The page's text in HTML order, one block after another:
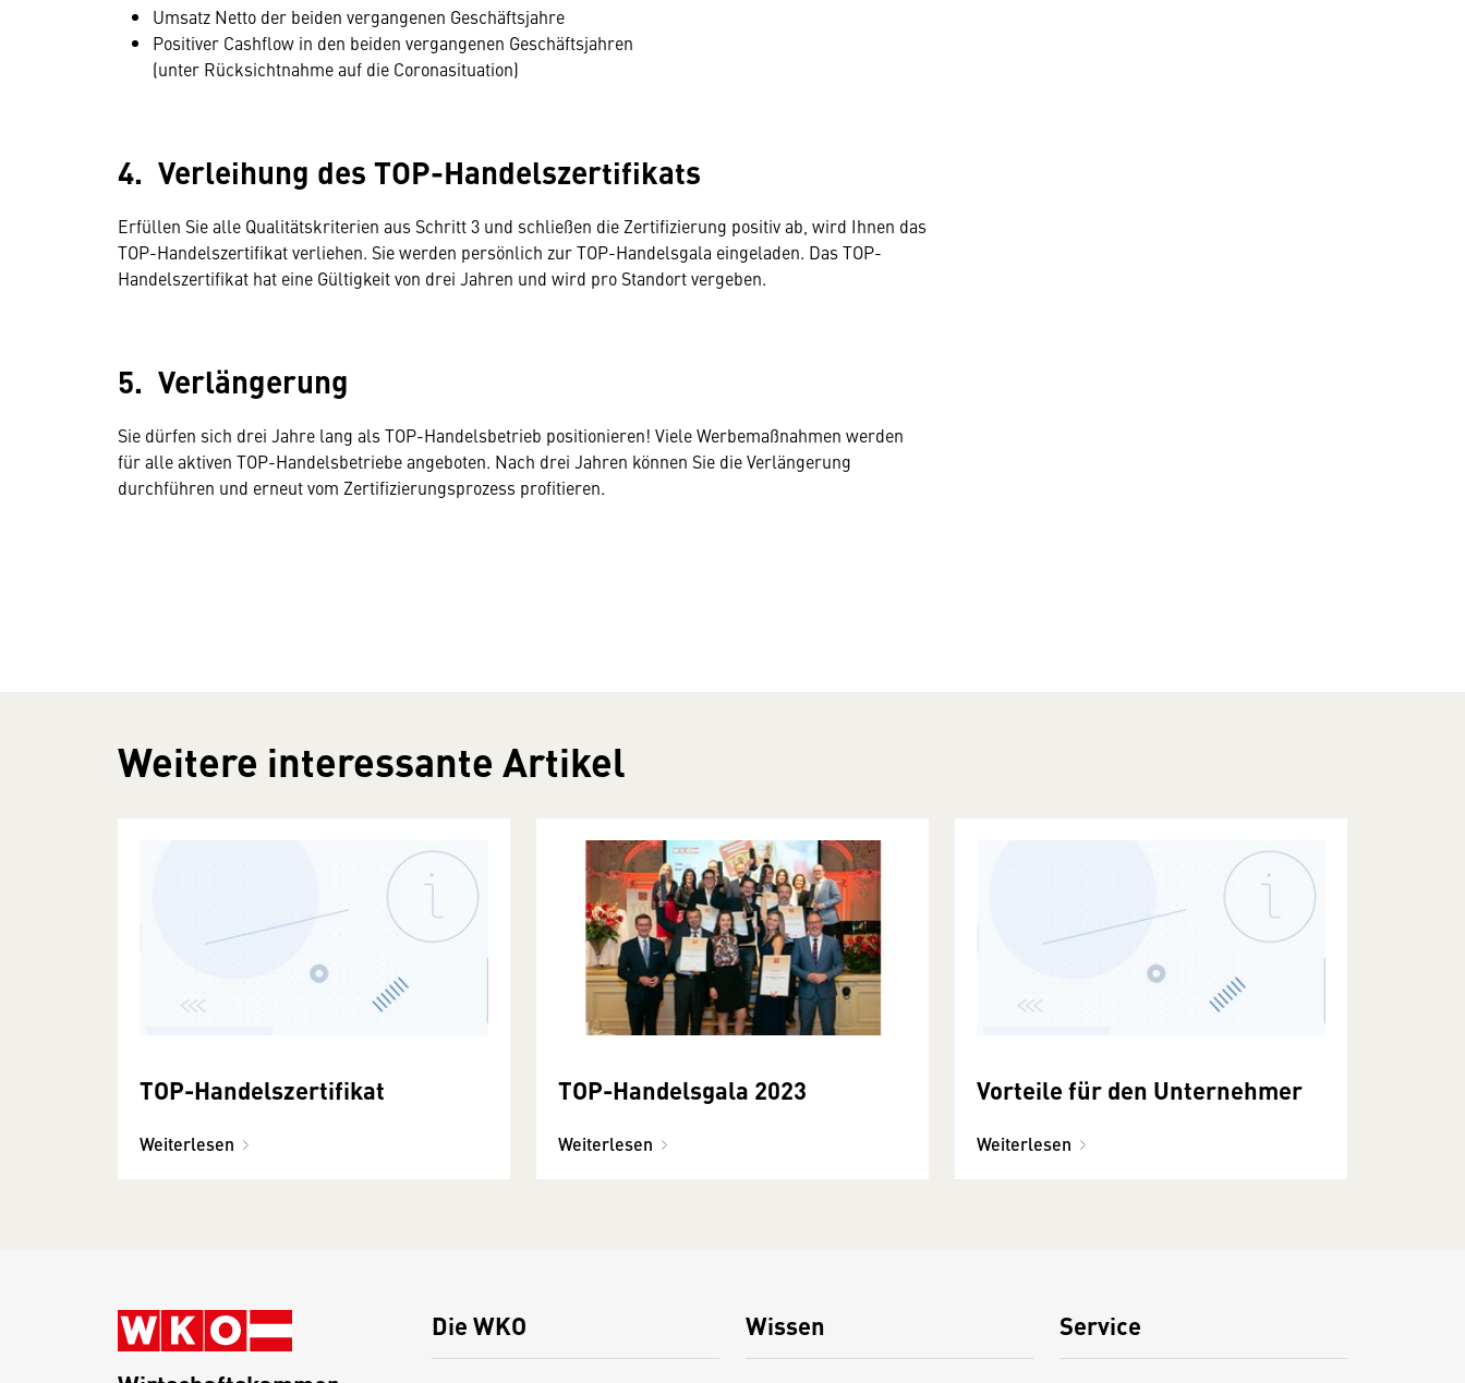
Umsatz Netto der beiden vergangenen Geschäftsjahre
Positiver Cashflow in den beiden vergangenen Geschäftsjahren
(unter Rücksichtnahme auf die Coronasituation)
4. Verleihung des TOP-Handelszertifikats
Erfüllen Sie alle Qualitätskriterien aus Schritt 3 und schließen die Zertifizierung positiv ab, wird Ihnen das
TOP-Handelszertifikat verliehen. Sie werden persönlich zur TOP-Handelsgala eingeladen. Das TOP-
Handelszertifikat hat eine Gültigkeit von drei Jahren und wird pro Standort vergeben.
5. Verlängerung
Sie dürfen sich drei Jahre lang als TOP-Handelsbetrieb positionieren! Viele Werbemaßnahmen werden
für alle aktiven TOP-Handelsbetriebe angeboten. Nach drei Jahren können Sie die Verlängerung
durchführen und erneut vom Zertifizierungsprozess profitieren.
Weitere interessante Artikel
TOP-Handelszertifikat
Weiterlesen
TOP-Handelsgala 2023
Weiterlesen
Vorteile für den Unternehmer
Weiterlesen
Die WKO Wissen Service